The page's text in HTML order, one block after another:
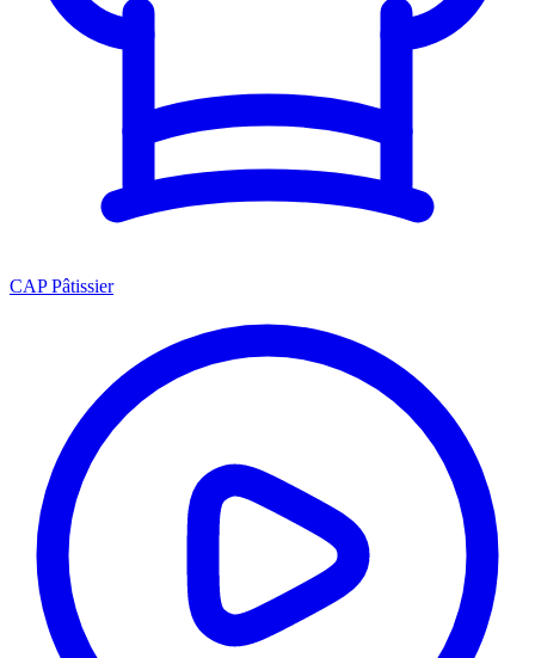
CAP Pâtissier